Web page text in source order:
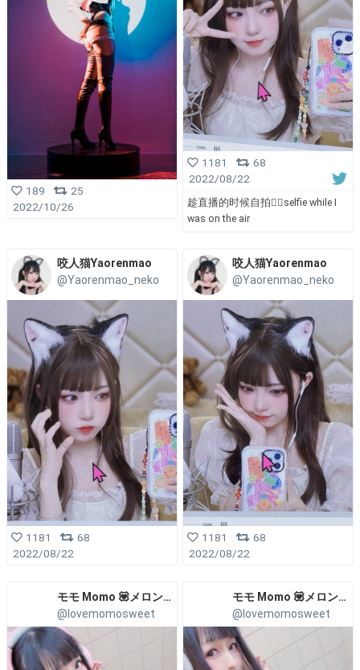
189
25
2022/10/26
1181
68
2022/08/22
趁直播的时候自拍✌🏻selfie while I
was on the air
咬人猫Yaorenmao
@Yaorenmao_neko
1181
68
2022/08/22
咬人猫Yaorenmao
@Yaorenmao_neko
1181
68
2022/08/22
モモ Momo 💟メロン通販中
@lovemomosweet
モモ Momo 💟メロン通販中
@lovemomosweet